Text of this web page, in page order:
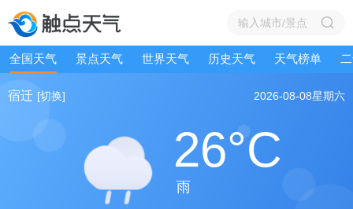
全国天气 景点天气 世界天气 历史天气 天气榜单
宿迁 [切换] 2026-08-08星期六
26°C
雨